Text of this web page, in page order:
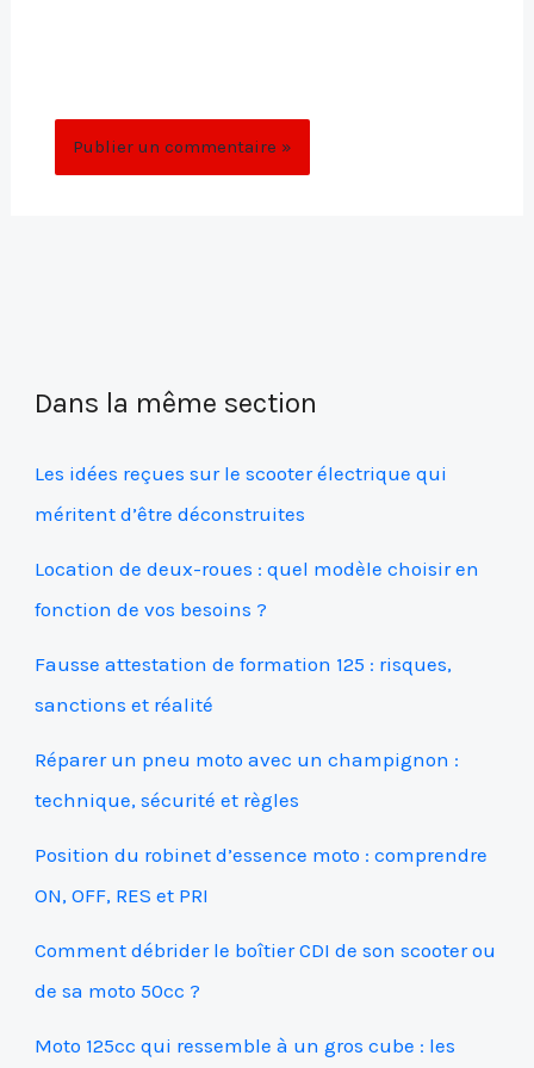
Dans la même section
Les idées reçues sur le scooter électrique qui
méritent d’être déconstruites
Location de deux-roues : quel modèle choisir en
fonction de vos besoins ?
Fausse attestation de formation 125 : risques,
sanctions et réalité
Réparer un pneu moto avec un champignon :
technique, sécurité et règles
Position du robinet d’essence moto : comprendre
ON, OFF, RES et PRI
Comment débrider le boîtier CDI de son scooter ou
de sa moto 50cc ?
Moto 125cc qui ressemble à un gros cube : les